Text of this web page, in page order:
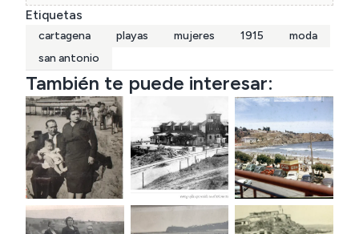
Etiquetas
cartagena playas mujeres 1915
moda
san antonio
También te puede interesar: